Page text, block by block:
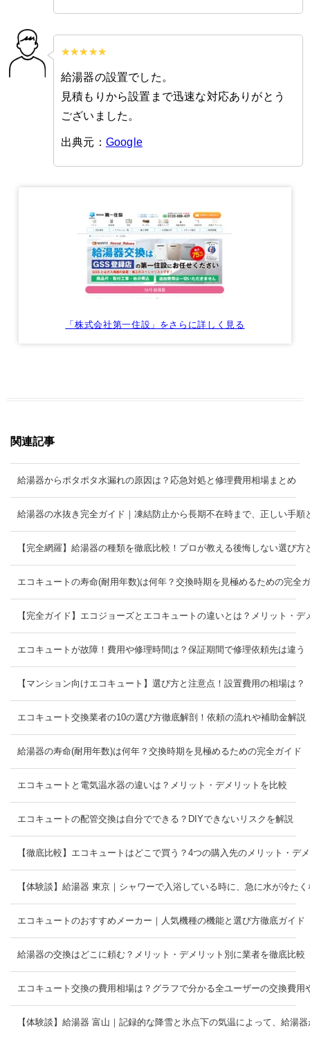
給湯器の設置でした。
見積もりから設置まで迅速な対応ありがとう
ございました。
出典元： Google
「株式会社第一住設」をさらに詳しく見る
関連記事
給湯器からポタポタ水漏れの原因は？応急対処と修理費用相場まとめ
給湯器の水抜き完全ガイド｜凍結防止から長期不在時まで、正しい手順
【完全網羅】給湯器の種類を徹底比較！プロが教える後悔しない選び方
エコキュートの寿命(耐用年数)は何年？交換時期を見極めるための完全
【完全ガイド】エコジョーズとエコキュートの違いとは？メリット・
エコキュートが故障！費用や修理時間は？保証期間で修理依頼先は違う
【マンション向けエコキュート】選び方と注意点！設置費用の相場は？
エコキュート交換業者の10の選び方徹底解剖！依頼の流れや補助金解説
給湯器の寿命(耐用年数)は何年？交換時期を見極めるための完全ガイド
エコキュートと電気温水器の違いは？メリット・デメリットを比較
エコキュートの配管交換は自分でできる？DIYできないリスクを解説
【徹底比較】エコキュートはどこで買う？4つの購入先のメリット・デ
【体験談】給湯器 東京｜シャワーで入浴している時に、急に水が冷た
エコキュートのおすすめメーカー｜人気機種の機能と選び方徹底ガイド
給湯器の交換はどこに頼む？メリット・デメリット別に業者を徹底比較
エコキュート交換の費用相場は？グラフで分かる全ユーザーの交換費
【体験談】給湯器 富山｜記録的な降雪と氷点下の気温によって、給湯